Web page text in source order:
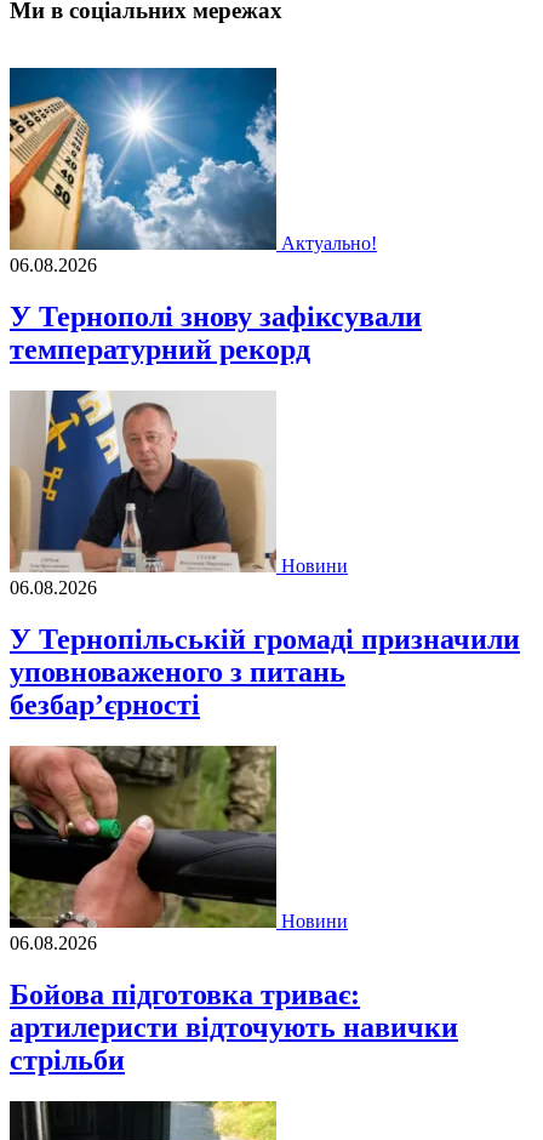
Ми в соціальних мережах
Актуально!
06.08.2026
У Тернополі знову зафіксували
температурний рекорд
Новини
06.08.2026
У Тернопільській громаді призначили
уповноваженого з питань
безбар’єрності
Новини
06.08.2026
Бойова підготовка триває:
артилеристи відточують навички
стрільби